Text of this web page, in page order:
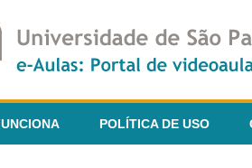
POLÍTICA DE USO